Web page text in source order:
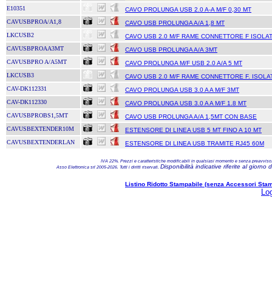
E10351
CAVO PROLUNGA USB 2.0 A-A M/F 0,30 MT
CAVUSBPROA/A1,8
CAVO USB PROLUNGA A/A 1,8 MT
LKCUSB2
CAVO USB 2.0 M/F RAME CONNETTORE F
CAVUSBPROAA3MT
CAVO USB PROLUNGA A/A 3MT
CAVUSBPRO A/A5MT
CAVO PROLUNGA M/F USB 2.0 A/A 5 MT
LKCUSB3
CAVO USB 2.0 M/F RAME CONNETTORE F.
CAV-DK112331
CAVO PROLUNGA USB 3.0 A A M/F 3MT
CAV-DK112330
CAVO PROLUNGA USB 3.0 A A M/F 1.8 MT
CAVUSBPROBS1,5MT
CAVO USB PROLUNGA A/A 1,5MT CON BASE
CAVUSBEXTENDER10M
ESTENSORE DI LINEA USB 5 MT FINO A 10 MT
CAVUSBEXTENDERLAN
ESTENSORE DI LINEA USB TRAMITE RJ45 60M
IVA 22%. Prezzi e caratteristiche modificabili in qualsiasi momento e senza
Asso Elettronica srl 2005-2026. Tutti i diritti riservati. Disponibilità indicative riferite al giorno
Listino Ridotto Stampabile (senza Accessori